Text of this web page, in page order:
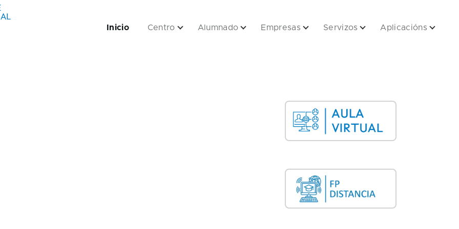
Inicio
Centro Alumnado Empresas Servizos
Servizos sub-navigation Aplicacións
Aplicacións sub-navigation